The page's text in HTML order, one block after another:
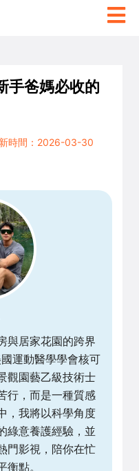
手爸媽必收的
時間：2026-03-30
與居家花園的跨界
運動醫學學會核可
觀園藝乙級技術士
行，而是一種質感
，我將以科學角度
綠意養護經驗，並
門影視，陪你在忙
衡點。